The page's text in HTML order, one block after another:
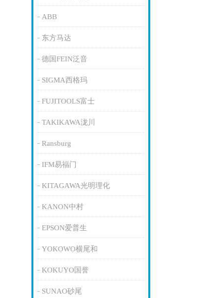
ABB
东方马达
德国FEIN泛音
SIGMA西格玛
FUJITOOLS富士
TAKIKAWA泷川
Ransburg
IFM易福门
KITAGAWA光明理化
KANON中村
EPSON爱普生
YOKOWO横尾和
KOKUYO国誉
SUNAO砂尾